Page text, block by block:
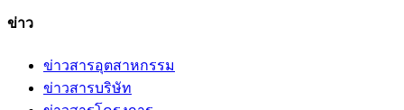
ข่าว
ข่าวสารอุตสาหกรรม
ข่าวสารบริษัท